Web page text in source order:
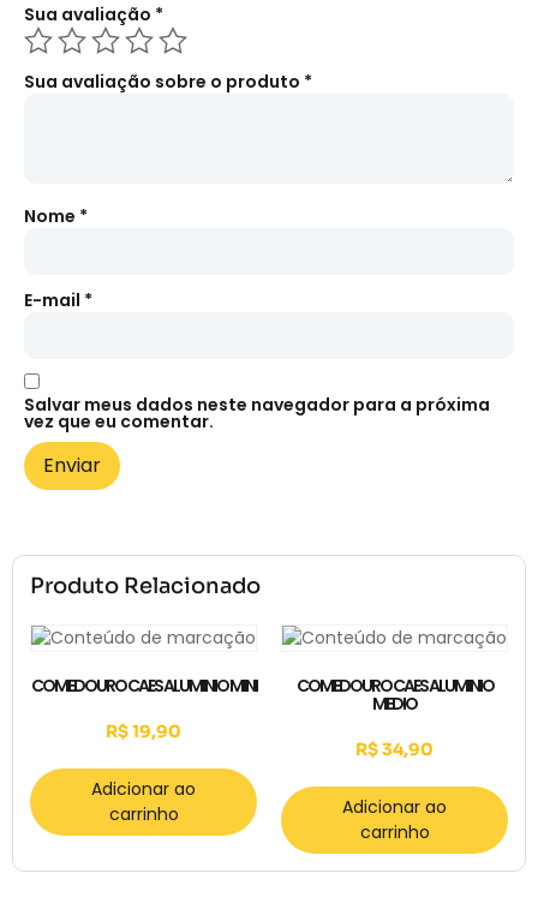
Produto Relacionado
COMEDOURO CAES ALUMINIO MINI
R$19,90
Adicionar ao
carrinho
COMEDOURO CAES ALUMINIO
MEDIO
R$34,90
Adicionar ao
carrinho
Sua avaliação *
Sua avaliação sobre o produto *
Nome *
E-mail *
Salvar meus dados neste navegador para a próxima
vez que eu comentar.